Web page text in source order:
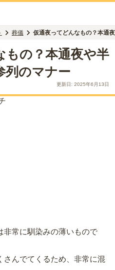
葬儀 仮通夜ってどんなもの？本通
もの？本通夜や半
列のマナー
更新日: 2025年6月13日
非常に馴染みの薄いもので
さんでてくるため、非常に混